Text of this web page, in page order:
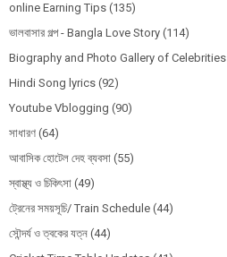
online Earning Tips (135)
ভালবাসার গল্প - Bangla Love Story (114)
Biography and Photo Gallery of Celebrities
Hindi Song lyrics (92)
Youtube Vblogging (90)
সাধারণ (64)
আবাসিক হোটেল দেহ ব্যবসা (55)
স্বাস্থ্য ও চিকিৎসা (49)
ট্রেনের সময়সূচি/ Train Schedule (44)
সৌন্দর্য ও ত্বকের যত্ন (44)